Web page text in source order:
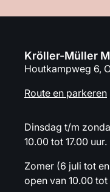
Kröller-Müller
Houtkampweg 6,
Route en parkeren
Dinsdag t/m
10.00 tot 17.00
Zomer (6 juli tot
open van 10.00 tot